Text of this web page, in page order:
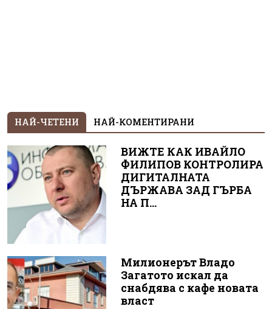
НАЙ-ЧЕТЕНИ НАЙ-КОМЕНТИРАНИ
ВИЖТЕ КАК ИВАЙЛО
ФИЛИПОВ КОНТРОЛИРА
ДИГИТАЛНАТА
ДЪРЖАВА ЗАД ГЪРБА
НА П...
Милионерът Владо
Загатото искал да
снабдява с кафе новата
власт